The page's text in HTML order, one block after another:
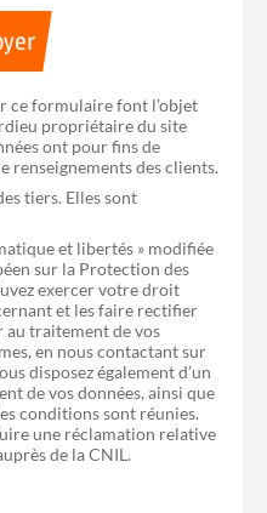
ce formulaire font l’objet
propriétaire du site
ont pour fins de
renseignements des clients.
tiers. Elles sont
et libertés » modifiée
sur la Protection des
exercer votre droit
et les faire rectifier
au traitement de vos
en nous contactant sur
disposez également d’un
de vos données, ainsi que
conditions sont réunies.
une réclamation relative
de la CNIL.